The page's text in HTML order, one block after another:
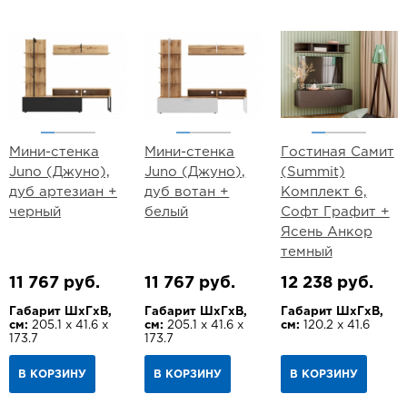
Мини-стенка
Juno (Джуно),
дуб артезиан +
черный
11 767 руб.
Габарит ШхГхВ,
см: 205.1 х 41.6 х
173.7
В КОРЗИНУ
Мини-стенка
Juno (Джуно),
дуб вотан +
белый
11 767 руб.
Габарит ШхГхВ,
см: 205.1 х 41.6 х
173.7
В КОРЗИНУ
Гостиная Самит
(Summit)
Комплект 6,
Софт Графит +
Ясень Анкор
темный
12 238 руб.
Габарит ШхГхВ,
см: 120.2 х 41.6
В КОРЗИНУ